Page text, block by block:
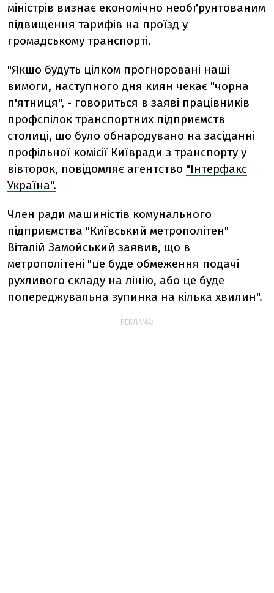
міністрів визнає економічно необґрунтованим
підвищення тарифів на проїзд у
громадському транспорті.
"Якщо будуть цілком прогноровані наші
вимоги, наступного дня киян чекає "чорна
п'ятниця", - говориться в заяві працівників
профспілок транспортних підприємств
столиці, що було обнародувано на засіданні
профільної комісії Київради з транспорту у
вівторок, повідомляє агентство "Інтерфакс
Україна".
Член ради машиністів комунального
підприємства "Київський метрополітен"
Віталій Замойський заявив, що в
метрополітені "це буде обмеження подачі
рухливого складу на лінію, або це буде
попереджувальна зупинка на кілька хвилин".
РЕКЛАМА: